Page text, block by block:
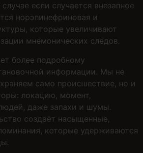
если случается внезапное
норэпинефриновая и
которые увеличивают
мнемонических следов.
более подробному
информации. Мы не
само происшествие, но и
локацию, момент,
даже запахи и шумы.
создаёт насыщенные,
которые удерживаются